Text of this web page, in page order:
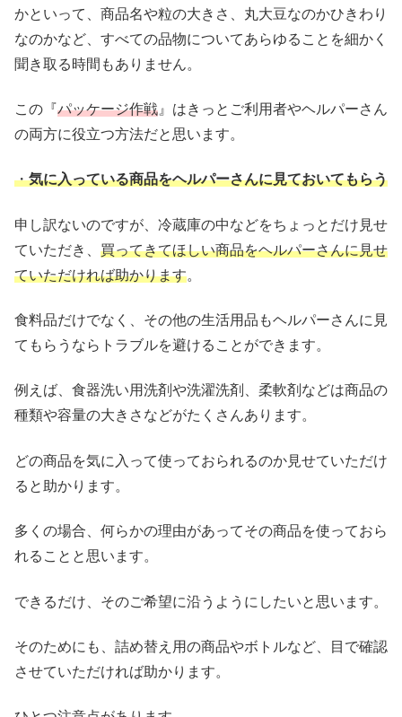
かといって、商品名や粒の大きさ、丸大豆なのかひきわり
なのかなど、すべての品物についてあらゆることを細かく
聞き取る時間もありません。
この『パッケージ作戦 』はきっとご利用者やヘルパーさん
の両方に役立つ方法だと思います。
・気に入っている商品をヘルパーさんに見ておいてもらう
申し訳ないのですが、冷蔵庫の中などをちょっとだけ見せ
ていただき、 買ってきてほしい商品をヘルパーさんに見せ
ていただければ助かります。
食料品だけでなく、その他の生活用品もヘルパーさんに見
てもらうならトラブルを避けることができます。
例えば、食器洗い用洗剤や洗濯洗剤、柔軟剤などは商品の
種類や容量の大きさなどがたくさんあります。
どの商品を気に入って使っておられるのか見せていただけ
ると助かります。
多くの場合、何らかの理由があってその商品を使っておら
れることと思います。
できるだけ、そのご希望に沿うようにしたいと思います。
そのためにも、詰め替え用の商品やボトルなど、目で確認
させていただければ助かります。